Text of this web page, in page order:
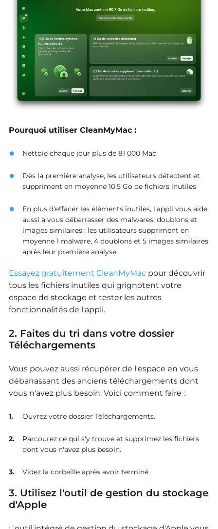
Pourquoi utiliser CleanMyMac :
Nettoie chaque jour plus de 81 000 Mac
Dès la première analyse, les utilisateurs détectent et
suppriment en moyenne 10,5 Go de fichiers inutiles
En plus d'effacer les éléments inutiles, l'appli vous aide
aussi à vous débarrasser des malwares, doublons et
images similaires : les utilisateurs suppriment en
moyenne 1 malware, 4 doublons et 5 images similaires
après leur première analyse
Essayez gratuitement CleanMyMac pour découvrir
tous les fichiers inutiles qui grignotent votre
espace de stockage et tester les autres
fonctionnalités de l'appli.
2. Faites du tri dans votre dossier
Téléchargements
Vous pouvez aussi récupérer de l'espace en vous
débarrassant des anciens téléchargements dont
vous n'avez plus besoin. Voici comment faire :
Ouvrez votre dossier Téléchargements.
Parcourez ce qui s'y trouve et supprimez les fichiers
dont vous n'avez plus besoin.
Videz la corbeille après avoir terminé.
3. Utilisez l'outil de gestion du stockage
d'Apple